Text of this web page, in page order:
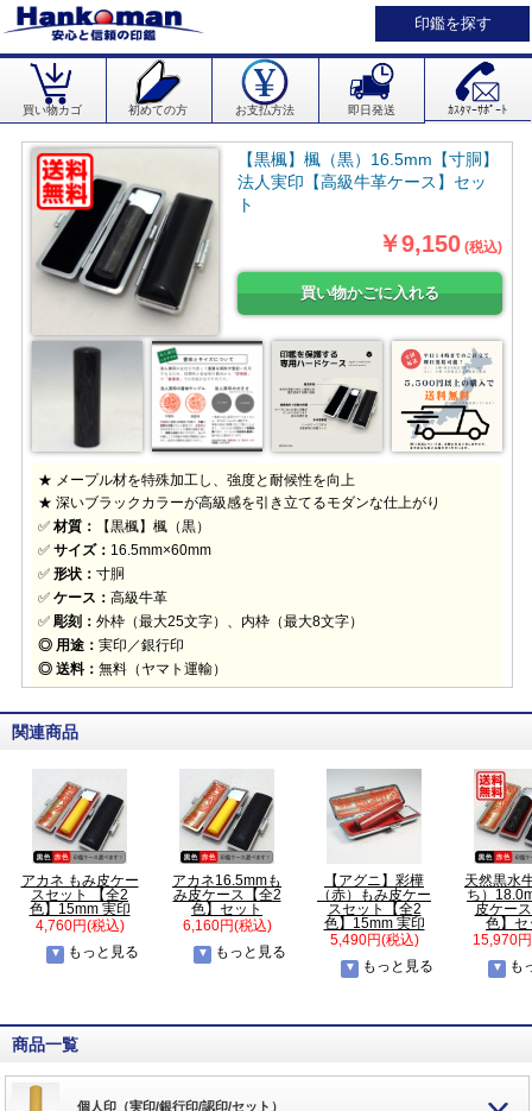
印鑑を探す
買い物カゴ 初めての方 お支払方法 即日発送 ｶｽﾀﾏｰｻﾎﾟｰﾄ
【黒楓】楓（黒）16.5mm【寸胴】
法人実印【高級牛革ケース】セッ
ト
￥9,150 (税込)
★ メープル材を特殊加工し、強度と耐候性を向上
★ 深いブラックカラーが高級感を引き立てるモダンな仕上がり
✅ 材質：
【黒楓】楓（黒）
✅ サイズ： 16.5mm×60mm
✅ 形状： 寸胴
✅ ケース： 高級牛革
✅ 彫刻： 外枠（最大25文字）、内枠（最大8文字）
◎ 用途： 実印／銀行印
◎ 送料： 無料（ヤマト運輸）
関連商品
アカネ もみ皮ケー
スセット 【全2
色】15mm 実印
4,760円(税込)
もっと見る
アカネ16.5mmも
み皮ケース【全2
色】セット
6,160円(税込)
もっと見る
【アグニ】彩樺
（赤）もみ皮ケー
スセット【全2
色】15mm 実印
5,490円(税込)
もっと見る
天然黒水
ち）
皮ケー
色】セ
15,970
も
商品一覧
個人印（実印/銀行印/認印/セット）